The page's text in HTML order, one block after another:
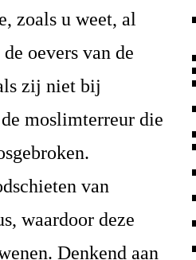
zoals u weet, al
oevers van de
zij niet bij
moslimterreur die
van
waardoor deze
Denkend aan